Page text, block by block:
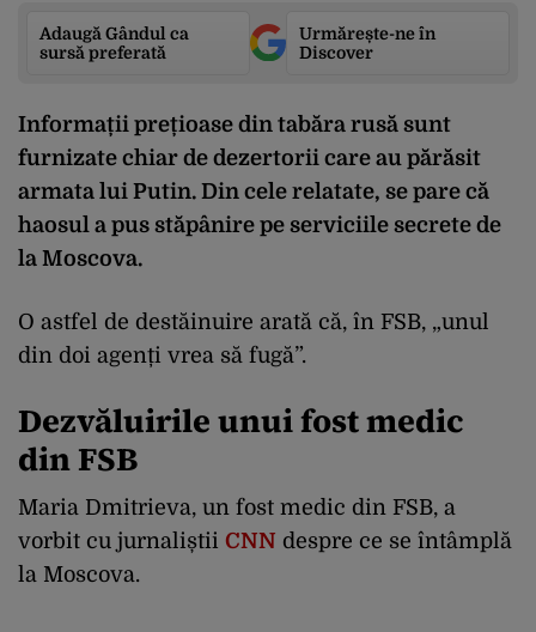
Adaugă Gândul ca
sursă preferată
Urmărește-ne în
Discover
Informații prețioase din tabăra rusă sunt
furnizate chiar de dezertorii care au părăsit
armata lui Putin. Din cele relatate, se pare că
haosul a pus stăpânire pe serviciile secrete de
la Moscova.
O astfel de destăinuire arată că, în FSB, „unul
din doi agenți vrea să fugă”.
Dezvăluirile unui fost medic
din FSB
Maria Dmitrieva, un fost medic din FSB, a
vorbit cu jurnaliștii CNN despre ce se întâmplă
la Moscova.